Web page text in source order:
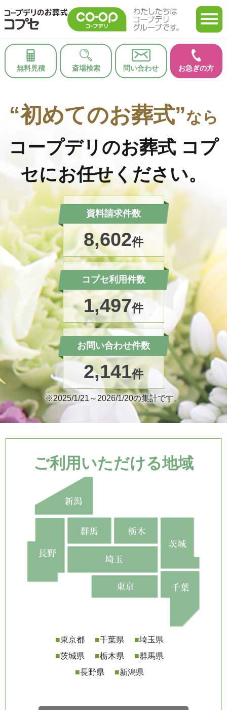
無料見積 斎場検索 問い合わせ お急ぎの方
“初めてのお葬式”なら
コープデリのお葬式 コプ
セにお任せください。
資料請求件数
8,602件
コプセ利用件数
1,497件
お問い合わせ件数
2,141件
※2025/1/21～2026/1/20の集計です。
ご利用いただける地域
■東京都 ■千葉県 ■埼玉県
■茨城県 ■栃木県 ■群馬県
■長野県 ■新潟県